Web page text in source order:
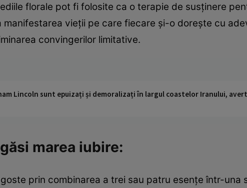
florale pot fi folosite ca o terapie de susţinere
manifestarea vieţii pe care fiecare şi-o doreşte cu
convingerilor limitative.
Lincoln sunt epuizați și demoralizați în largul coastelor Iranului,
marea iubire:
prin combinarea a trei sau patru esenţe într-una